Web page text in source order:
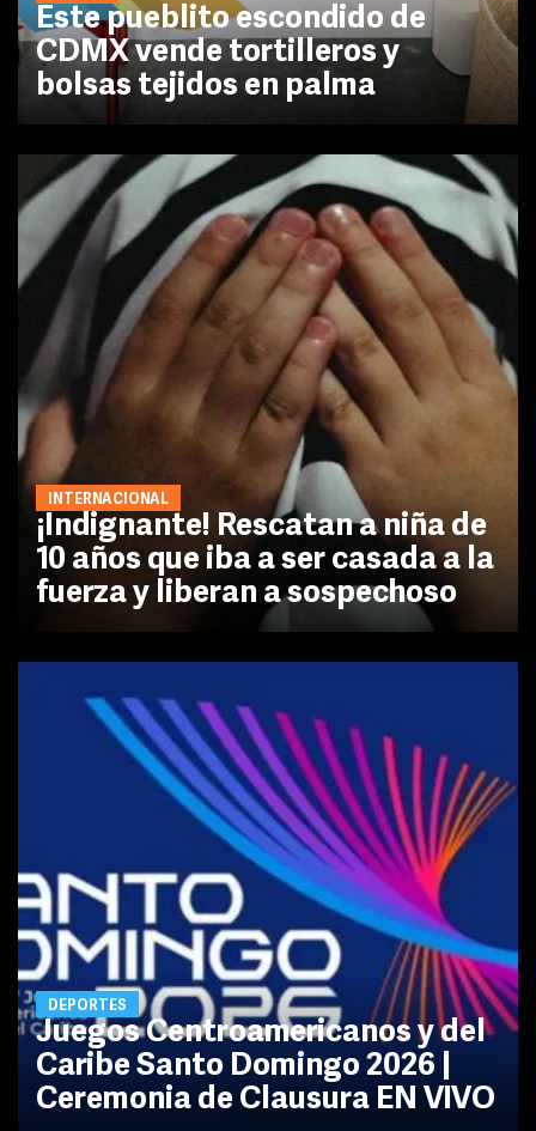
Este pueblito escondido de
CDMX vende tortilleros y
bolsas tejidos en palma
INTERNACIONAL
¡Indignante! Rescatan a niña de
10 años que iba a ser casada a la
fuerza y liberan a sospechoso
DEPORTES
Juegos Centroamericanos y del
Caribe Santo Domingo 2026 |
Ceremonia de Clausura EN VIVO